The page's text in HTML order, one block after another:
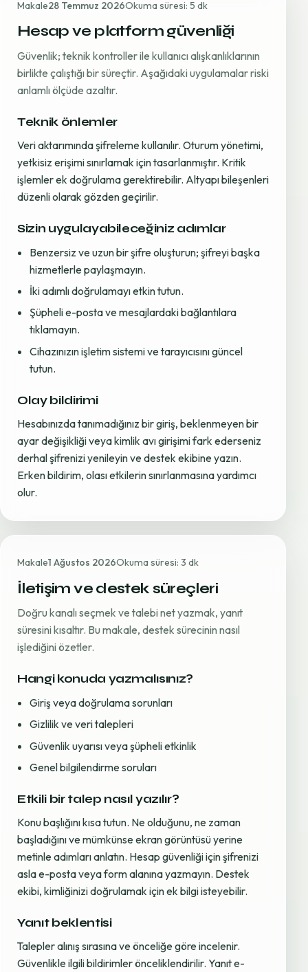
Makale28 Temmuz 2026Okuma süresi: 5 dk
Hesap ve platform güvenliği
Güvenlik; teknik kontroller ile kullanıcı alışkanlıklarının
birlikte çalıştığı bir süreçtir. Aşağıdaki uygulamalar riski
anlamlı ölçüde azaltır.
Teknik önlemler
Veri aktarımında şifreleme kullanılır. Oturum yönetimi,
yetkisiz erişimi sınırlamak için tasarlanmıştır. Kritik
işlemler ek doğrulama gerektirebilir. Altyapı bileşenleri
düzenli olarak gözden geçirilir.
Sizin uygulayabileceğiniz adımlar
Benzersiz ve uzun bir şifre oluşturun; şifreyi başka
hizmetlerle paylaşmayın.
İki adımlı doğrulamayı etkin tutun.
Şüpheli e-posta ve mesajlardaki bağlantılara
tıklamayın.
Cihazınızın işletim sistemi ve tarayıcısını güncel
tutun.
Olay bildirimi
Hesabınızda tanımadığınız bir giriş, beklenmeyen bir
ayar değişikliği veya kimlik avı girişimi fark ederseniz
derhal şifrenizi yenileyin ve destek ekibine yazın.
Erken bildirim, olası etkilerin sınırlanmasına yardımcı
olur.
Makale1 Ağustos 2026Okuma süresi: 3 dk
İletişim ve destek süreçleri
Doğru kanalı seçmek ve talebi net yazmak, yanıt
süresini kısaltır. Bu makale, destek sürecinin nasıl
işlediğini özetler.
Hangi konuda yazmalısınız?
Giriş veya doğrulama sorunları
Gizlilik ve veri talepleri
Güvenlik uyarısı veya şüpheli etkinlik
Genel bilgilendirme soruları
Etkili bir talep nasıl yazılır?
Konu başlığını kısa tutun. Ne olduğunu, ne zaman
başladığını ve mümkünse ekran görüntüsü yerine
metinle adımları anlatın. Hesap güvenliği için şifrenizi
asla e-posta veya form alanına yazmayın. Destek
ekibi, kimliğinizi doğrulamak için ek bilgi isteyebilir.
Yanıt beklentisi
Talepler alınış sırasına ve önceliğe göre incelenir.
Güvenlikle ilgili bildirimler önceliklendirilir. Yanıt e-